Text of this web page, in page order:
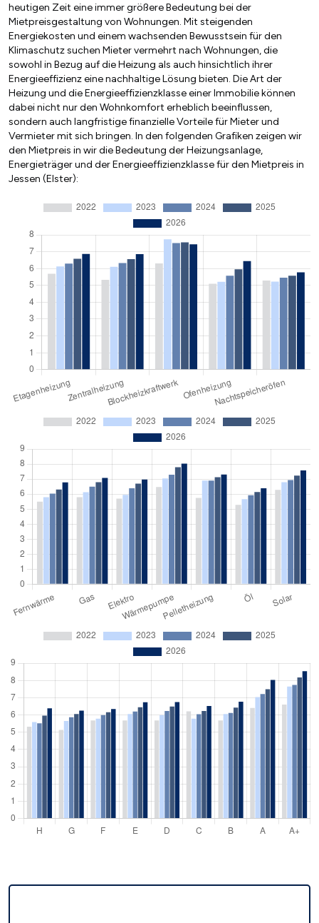
heutigen Zeit eine immer größere Bedeutung bei der
Mietpreisgestaltung von Wohnungen. Mit steigenden
Energiekosten und einem wachsenden Bewusstsein für den
Klimaschutz suchen Mieter vermehrt nach Wohnungen, die
sowohl in Bezug auf die Heizung als auch hinsichtlich ihrer
Energieeffizienz eine nachhaltige Lösung bieten. Die Art der
Heizung und die Energieeffizienzklasse einer Immobilie können
dabei nicht nur den Wohnkomfort erheblich beeinflussen,
sondern auch langfristige finanzielle Vorteile für Mieter und
Vermieter mit sich bringen. In den folgenden Grafiken zeigen wir
den Mietpreis in wir die Bedeutung der Heizungsanlage,
Energieträger und der Energieeffizienzklasse für den Mietpreis in
Jessen (Elster):